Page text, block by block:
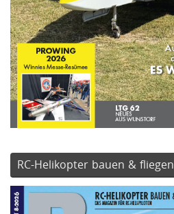
RC-Helikopter bauen & fliegen